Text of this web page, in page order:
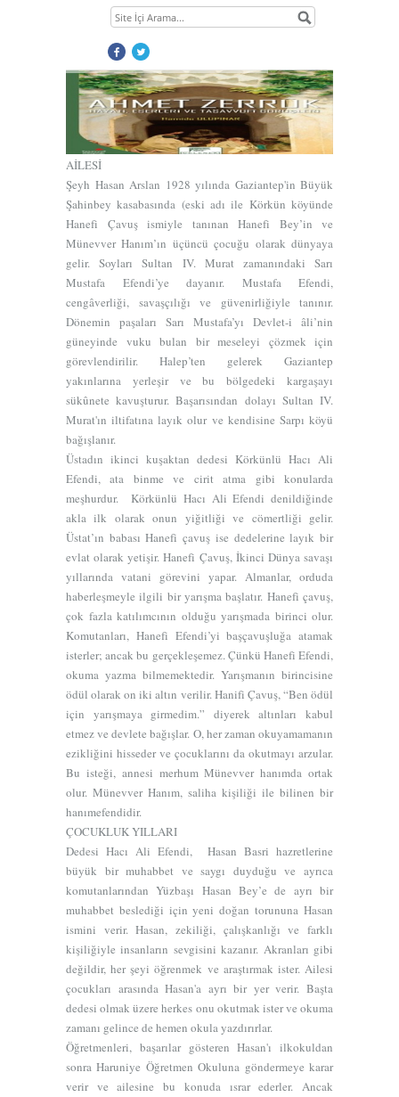
Şâzeliyye tarikatının Zerrûkıyye kolunun kurucusu
Ahmed Zerruk el-Fâsî ks. (ö. 899/1493-94)
AİLESİ
Şeyh Hasan Arslan 1928 yılında Gaziantep'in Büyük
Şahinbey kasabasında (eski adı ile Körkün köyünde
Hanefi Çavuş ismiyle tanınan Hanefi Bey’in ve
Münevver Hanım’ın üçüncü çocuğu olarak dünyaya
gelir. Soyları Sultan IV. Murat zamanındaki Sarı
Mustafa Efendi’ye dayanır. Mustafa Efendi,
cengâverliği, savaşçılığı ve güvenirliğiyle tanınır.
Dönemin paşaları Sarı Mustafa’yı Devlet-i âli’nin
güneyinde vuku bulan bir meseleyi çözmek için
görevlendirilir. Halep’ten gelerek Gaziantep
yakınlarına yerleşir ve bu bölgedeki kargaşayı
sükûnete kavuşturur. Başarısından dolayı Sultan IV.
Murat'ın iltifatına layık olur ve kendisine Sarpı köyü
bağışlanır.
Üstadın ikinci kuşaktan dedesi Körkünlü Hacı Ali
Efendi, ata binme ve cirit atma gibi konularda
meşhurdur. Körkünlü Hacı Ali Efendi denildiğinde
akla ilk olarak onun yiğitliği ve cömertliği gelir.
Üstat’ın babası Hanefi çavuş ise dedelerine layık bir
evlat olarak yetişir. Hanefi Çavuş, İkinci Dünya savaşı
yıllarında vatani görevini yapar. Almanlar, orduda
haberleşmeyle ilgili bir yarışma başlatır. Hanefi çavuş,
çok fazla katılımcının olduğu yarışmada birinci olur.
Komutanları, Hanefi Efendi’yi başçavuşluğa atamak
isterler; ancak bu gerçekleşemez. Çünkü Hanefi Efendi,
okuma yazma bilmemektedir. Yarışmanın birincisine
ödül olarak on iki altın verilir. Hanifi Çavuş, “Ben ödül
için yarışmaya girmedim.” diyerek altınları kabul
etmez ve devlete bağışlar. O, her zaman okuyamamanın
ezikliğini hisseder ve çocuklarını da okutmayı arzular.
Bu isteği, annesi merhum Münevver hanımda ortak
olur. Münevver Hanım, saliha kişiliği ile bilinen bir
hanımefendidir.
ÇOCUKLUK YILLARI
Dedesi Hacı Ali Efendi, Hasan Basri hazretlerine
büyük bir muhabbet ve saygı duyduğu ve ayrıca
komutanlarından Yüzbaşı Hasan Bey’e de ayrı bir
muhabbet beslediği için yeni doğan torununa Hasan
ismini verir. Hasan, zekiliği, çalışkanlığı ve farklı
kişiliğiyle insanların sevgisini kazanır. Akranları gibi
değildir, her şeyi öğrenmek ve araştırmak ister. Ailesi
çocukları arasında Hasan'a ayrı bir yer verir. Başta
dedesi olmak üzere herkes onu okutmak ister ve okuma
zamanı gelince de hemen okula yazdırırlar.
Öğretmenleri, başarılar gösteren Hasan'ı ilkokuldan
sonra Haruniye Öğretmen Okuluna göndermeye karar
verir ve ailesine bu konuda ısrar ederler. Ancak